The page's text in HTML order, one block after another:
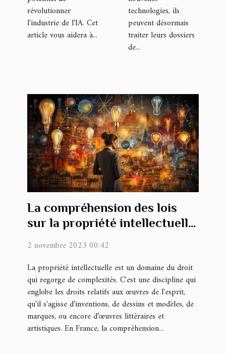
révolutionner
l'industrie de l'IA. Cet
article vous aidera à...
technologies, ils
peuvent désormais
traiter leurs dossiers
de...
La compréhension des lois
sur la propriété intellectuelle
2 novembre 2023 00:42
La propriété intellectuelle est un domaine du droit
qui regorge de complexités. C'est une discipline qui
englobe les droits relatifs aux œuvres de l'esprit,
qu'il s'agisse d'inventions, de dessins et modèles, de
marques, ou encore d’œuvres littéraires et
artistiques. En France, la compréhension...